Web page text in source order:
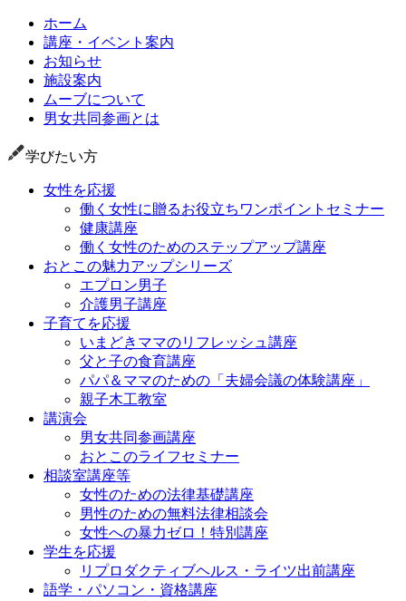
ホーム
講座・イベント案内
お知らせ
施設案内
ムーブについて
男女共同参画とは
学びたい方
女性を応援
働く女性に贈るお役立ちワンポイントセミナー
健康講座
働く女性のためのステップアップ講座
おとこの魅力アップシリーズ
エプロン男子
介護男子講座
子育てを応援
いまどきママのリフレッシュ講座
父と子の食育講座
パパ＆ママのための「夫婦会議の体験講座」
親子木工教室
講演会
男女共同参画講座
おとこのライフセミナー
相談室講座等
女性のための法律基礎講座
男性のための無料法律相談会
女性への暴力ゼロ！特別講座
学生を応援
リプロダクティブヘルス・ライツ出前講座
語学・パソコン・資格講座